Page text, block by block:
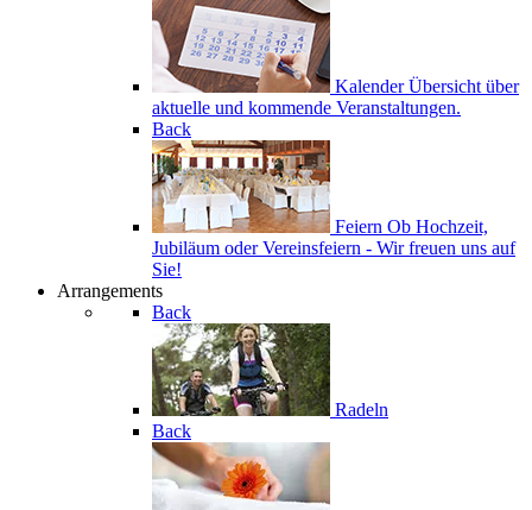
Kalender Übersicht über
aktuelle und kommende Veranstaltungen.
Back
Feiern Ob Hochzeit,
Jubiläum oder Vereinsfeiern - Wir freuen uns auf
Sie!
Arrangements
Back
Radeln
Back